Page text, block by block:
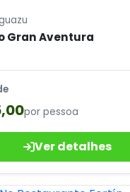
Gran Aventura
por pessoa
Ver detalhes